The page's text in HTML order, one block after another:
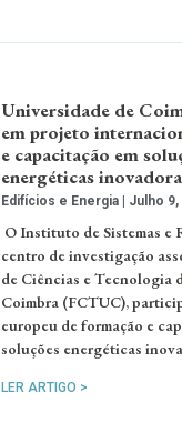
Universidade de
em projeto
e capacitação em
energéticas
Edifícios e Energia Julho 9,
O Instituto de Sistemas e
centro de investigação
de Ciências e Tecnologia
Coimbra (FCTUC),
europeu de formação e
soluções energéticas
LER ARTIGO >